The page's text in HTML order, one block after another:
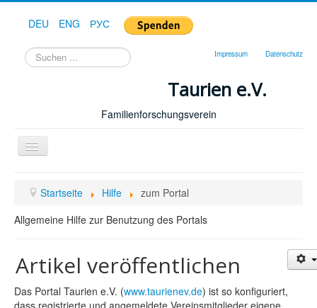
DEU ENG РУС
Suchen
...
Impressum Datenschutz
Taurien e.V.
Familienforschungsverein
Toggle
Navigation
Hilfe
Downloads
Publikationen
Startseite Hilfe
zum Portal
Allgemeine Hilfe zur Benutzung des Portals
Artikel veröffentlichen
Das Portal Taurien e.V. (www.taurienev.de) ist so konfiguriert,
dass registrierte und angemeldete Vereinsmitglieder eigene,